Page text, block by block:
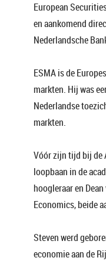
European
en aankomend
Nederlandsche
ESMA is de
markten. Hij was
Nederlandse
markten.
Vóór zijn tijd bij de
loopbaan in de
hoogleraar en
Economics, beide
Steven werd
economie aan de